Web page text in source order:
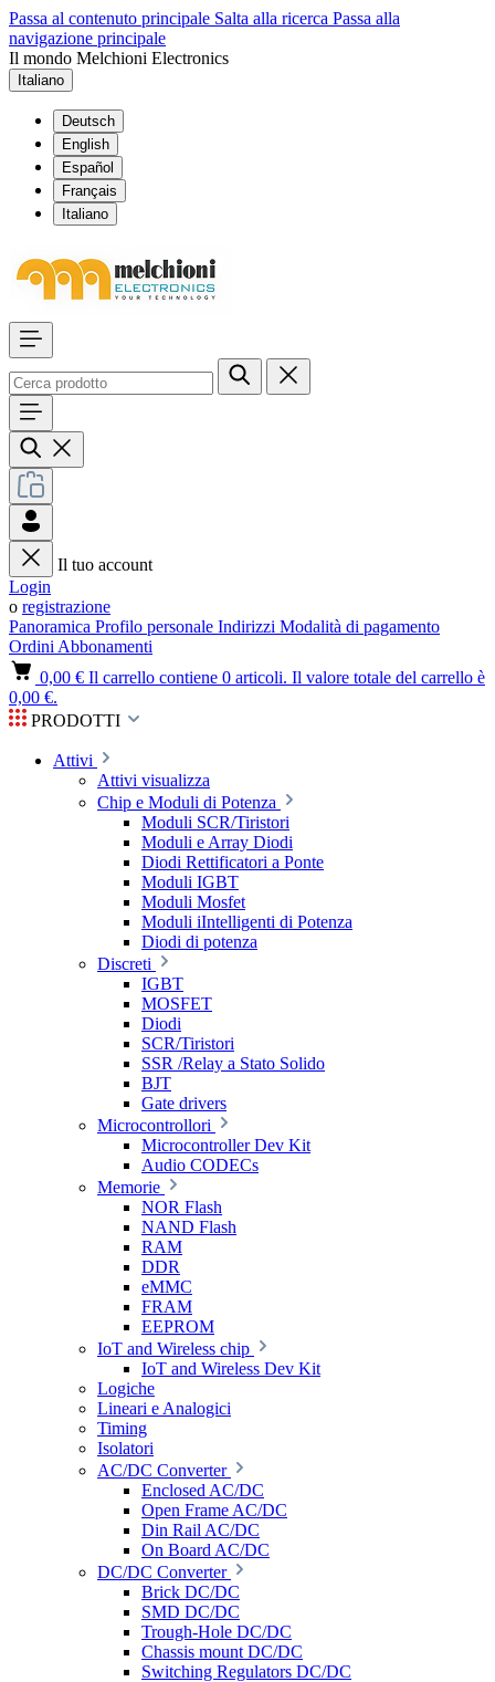
Passa al contenuto principale Salta alla ricerca Passa alla
navigazione principale
Il mondo Melchioni Electronics
Italiano
Deutsch
English
Español
Français
Italiano
Il tuo account
Login
o registrazione
Panoramica Profilo personale Indirizzi Modalità di pagamento
Ordini Abbonamenti
0,00 € Il carrello contiene 0 articoli. Il valore totale del carrello è
0,00 €.
PRODOTTI
Attivi
Attivi visualizza
Chip e Moduli di Potenza
Moduli SCR/Tiristori
Moduli e Array Diodi
Diodi Rettificatori a Ponte
Moduli IGBT
Moduli Mosfet
Moduli iIntelligenti di Potenza
Diodi di potenza
Discreti
IGBT
MOSFET
Diodi
SCR/Tiristori
SSR /Relay a Stato Solido
BJT
Gate drivers
Microcontrollori
Microcontroller Dev Kit
Audio CODECs
Memorie
NOR Flash
NAND Flash
RAM
DDR
eMMC
FRAM
EEPROM
IoT and Wireless chip
IoT and Wireless Dev Kit
Logiche
Lineari e Analogici
Timing
Isolatori
AC/DC Converter
Enclosed AC/DC
Open Frame AC/DC
Din Rail AC/DC
On Board AC/DC
DC/DC Converter
Brick DC/DC
SMD DC/DC
Trough-Hole DC/DC
Chassis mount DC/DC
Switching Regulators DC/DC